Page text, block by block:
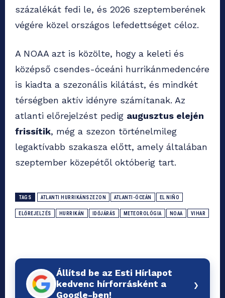
százalékát fedi le, és 2026 szeptemberének
végére közel országos lefedettséget céloz.
A NOAA azt is közölte, hogy a keleti és
középső csendes-óceáni hurrikánmedencére
is kiadta a szezonális kilátást, és mindkét
térségben aktív idényre számítanak. Az
atlanti előrejelzést pedig augusztus elején
frissítik, még a szezon történelmileg
legaktívabb szakasza előtt, amely általában
szeptember közepétől októberig tart.
TAGS ATLANTI HURRIKÁNSZEZON ATLANTI-ÓCEÁN EL NIÑO
ELŐREJELZÉS HURRIKÁN IDŐJÁRÁS METEOROLÓGIA NOAA VIHAR
Állítsd be az Esti Hírlapot
kedvenc hírforrásként a
Google-ben!
›